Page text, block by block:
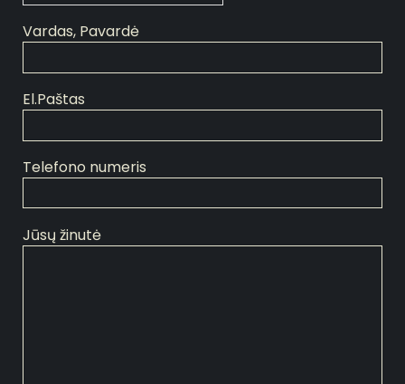
Vardas, Pavardė
El.Paštas
Telefono numeris
Jūsų žinutė